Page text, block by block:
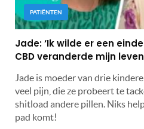
PATIËNTEN
Jade: ‘Ik wilde er een
CBD veranderde mijn
Jade is moeder van drie
veel pijn, die ze probeert te
shitload andere pillen. Niks
pad komt!